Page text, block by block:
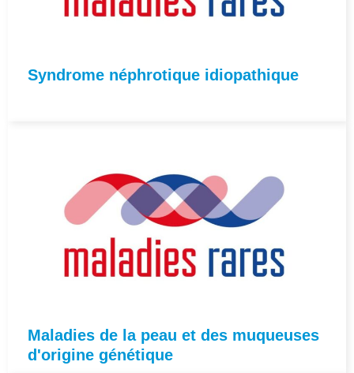
Syndrome néphrotique idiopathique
Maladies de la peau et des muqueuses
d'origine génétique